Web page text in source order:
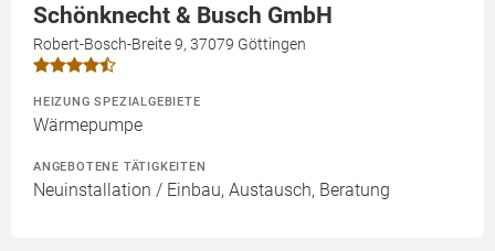
Schönknecht & Busch GmbH
Robert-Bosch-Breite 9, 37079 Göttingen
HEIZUNG SPEZIALGEBIETE
Wärmepumpe
ANGEBOTENE TÄTIGKEITEN
Neuinstallation / Einbau, Austausch, Beratung